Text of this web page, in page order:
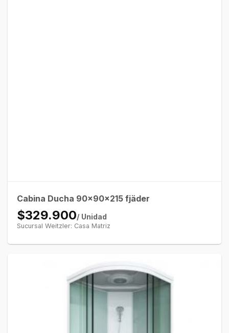
Cabina Ducha 90x90x215 fjäder
$329.900/ Unidad
Sucursal Weitzler: Casa Matriz